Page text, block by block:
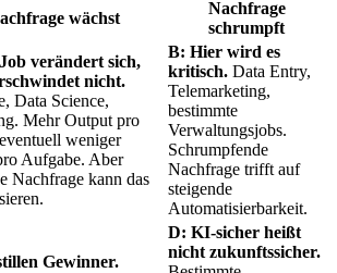
wächst
Nachfrage
schrumpft
verändert sich,
nicht.
Data Science,
Mehr Output pro
weniger
Aufgabe. Aber
Nachfrage kann das
B: Hier wird es
kritisch. Data Entry,
Telemarketing,
bestimmte
Verwaltungsjobs.
Schrumpfende
Nachfrage trifft auf
steigende
Automatisierbarkeit.
Gewinner.
D: KI-sicher heißt
nicht zukunftssicher.